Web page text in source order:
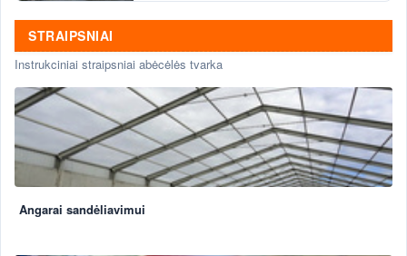
STRAIPSNIAI
Instrukciniai straipsniai abėcėlės tvarka
Angarai sandėliavimui